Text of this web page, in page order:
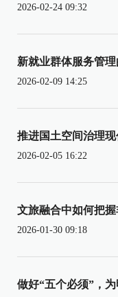
2026-02-24 09:32
新就业群体服务管
2026-02-09 14:25
推进国土空间治理
2026-02-05 16:22
文旅融合中如何把
2026-01-30 09:18
做好“五个必须”，